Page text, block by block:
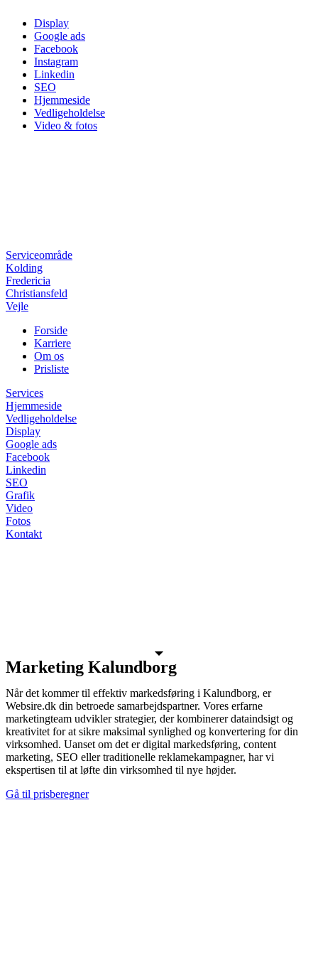
content
Display
Google ads
Facebook
Instagram
Linkedin
SEO
Hjemmeside
Vedligeholdelse
Video & fotos
Serviceområde
Kolding
Fredericia
Christiansfeld
Vejle
Forside
Karriere
Om os
Prisliste
Services
Hjemmeside
Vedligeholdelse
Display
Google ads
Facebook
Linkedin
SEO
Grafik
Video
Fotos
Kontakt
Marketing Kalundborg
Når det kommer til effektiv markedsføring i Kalundborg, er
Websire.dk din betroede samarbejdspartner. Vores erfarne
marketingteam udvikler strategier, der kombinerer dataindsigt og
kreativitet for at sikre maksimal synlighed og konvertering for din
virksomhed. Uanset om det er digital markedsføring, content
marketing, SEO eller traditionelle reklamekampagner, har vi
ekspertisen til at løfte din virksomhed til nye højder.
Gå til prisberegner